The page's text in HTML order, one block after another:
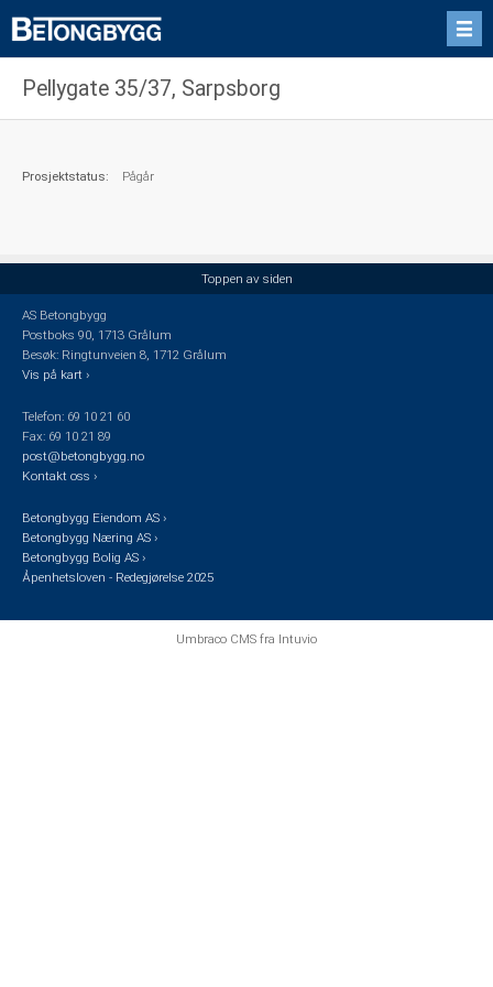
Pellygate 35/37, Sarpsborg
Prosjektstatus: Pågår
Toppen av siden
AS Betongbygg
Postboks 90, 1713 Grålum
Besøk: Ringtunveien 8, 1712 Grålum
Vis på kart ›
Telefon: 69 10 21 60
Fax: 69 10 21 89
post@betongbygg.no
Kontakt oss ›
Betongbygg Eiendom AS ›
Betongbygg Næring AS ›
Betongbygg Bolig AS ›
Åpenhetsloven - Redegjørelse 2025
Umbraco CMS fra Intuvio